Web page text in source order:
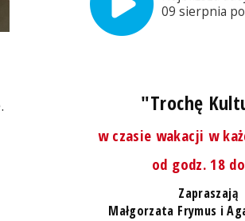
09 sierpnia
"Trochę
w czasie wakacji w
od godz. 18
Zapraszają
Małgorzata Frymus i